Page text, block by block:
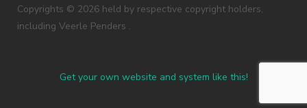
Copyrights © 2026 held by respective copyright holders,
including Veerle Penders .
Get your own website and system like this!